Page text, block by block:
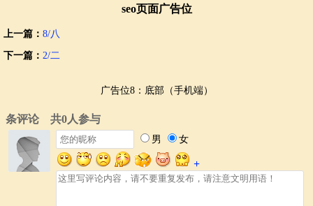
seo页面广告位
上一篇： 8/八
下一篇： 2/二
广告位8：底部（手机端）